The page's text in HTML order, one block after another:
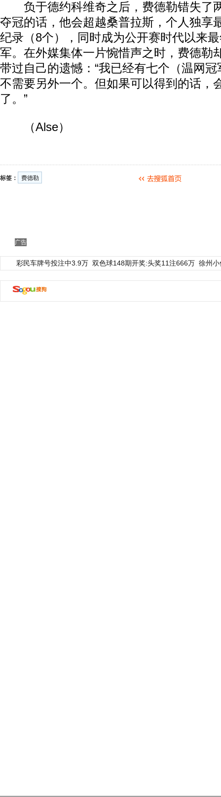
负于德约科维奇之后，费德勒错失了
夺冠的话，他会超越桑普拉斯，个人独享
纪录（8个），同时成为公开赛时代以来
军。在外媒集体一片惋惜声之时，费德勒
带过自己的遗憾：“我已经有七个（温网
不需要另外一个。但如果可以得到的话，
了。”
（Alse）
标签： 费德勒
广告
彩民车牌号投注中3.9万 双色球148期开奖:头奖11注666万 徐州